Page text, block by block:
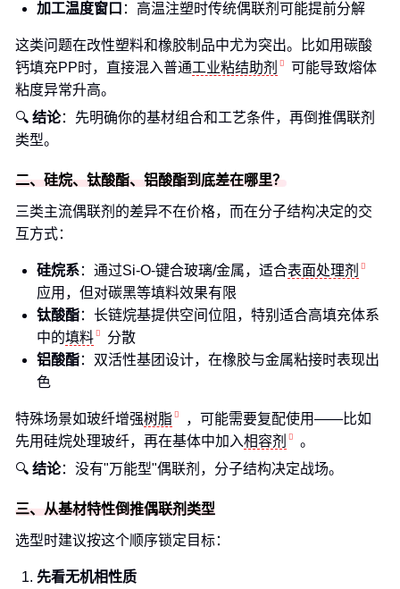
加工温度窗口 ：高温注塑时传统偶联剂可能提前分解
这类问题在改性塑料和橡胶制品中尤为突出。比如用碳酸
钙填充PP时，直接混入普通工业粘结助剂
可能导致熔体
粘度异常升高。
🔍 结论：先明确你的基材组合和工艺条件，再倒推偶联剂
类型。
二、硅烷、钛酸酯、铝酸酯到底差在哪里？
三类主流偶联剂的差异不在价格，而在分子结构决定的交
互方式：
硅烷系：通过Si-O-键合玻璃/金属，适合表面处理剂
应用，但对碳黑等填料效果有限
钛酸酯：长链烷基提供空间位阻，特别适合高填充体系
中的填料
分散
铝酸酯：双活性基团设计，在橡胶与金属粘接时表现出
色
特殊场景如玻纤增强树脂
，可能需要复配使用——比如
先用硅烷处理玻纤，再在基体中加入相容剂
。
🔍 结论：没有"万能型"偶联剂，分子结构决定战场。
三、从基材特性倒推偶联剂类型
选型时建议按这个顺序锁定目标：
先看无机相性质